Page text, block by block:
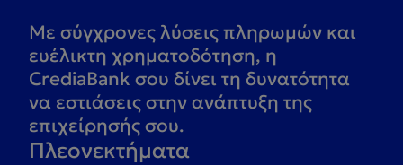
Με σύγχρονες λύσεις πληρωμών και
ευέλικτη χρηματοδότηση, η
CrediaBank σου δίνει τη δυνατότητα
να εστιάσεις στην ανάπτυξη της
επιχείρησής σου.
Πλεονεκτήματα